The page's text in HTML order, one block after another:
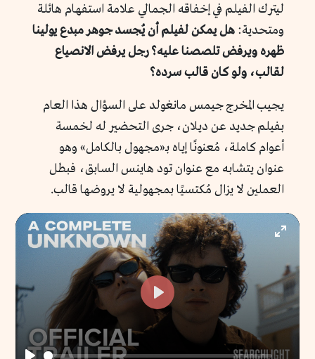
ليترك الفيلم في إخفاقه الجمالي علامة استفهام هائلة
ومتحدية: هل يمكن لفيلم أن يُجسد جوهر مبدع يولينا
ظهره ويرفض تلصصنا عليه؟ رجل يرفض الانصياع
لقالب، ولو كان قالب سرده؟
يجيب المخرج جيمس مانغولد على السؤال هذا العام
بفيلم جديد عن ديلان، جرى التحضير له لخمسة
أعوام كاملة، مُعنونًا إياه بـ«مجهول بالكامل» وهو
عنوان يتشابه مع عنوان تود هاينس السابق، فبطل
العملين لا يزال مُكتسيًا بمجهولية لا يروضها قالب.
Play